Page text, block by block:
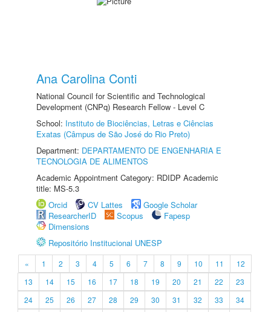
Ana Carolina Conti
National Council for Scientific and Technological
Development (CNPq) Research Fellow - Level C
School: Instituto de Biociências, Letras e Ciências
Exatas (Câmpus de São José do Rio Preto)
Department: DEPARTAMENTO DE ENGENHARIA E
TECNOLOGIA DE ALIMENTOS
Academic Appointment Category: RDIDP Academic
title: MS-5.3
Orcid
CV Lattes
Google Scholar
ResearcherID
Scopus
Fapesp
Dimensions
Repositório Institucional UNESP
« 1 2 3 4 5 6 7 8 9 10 11
12
13
14 15 16 17 18 19 20 21 22
23
24
25 26 27 28 29 30 31 32 33
34